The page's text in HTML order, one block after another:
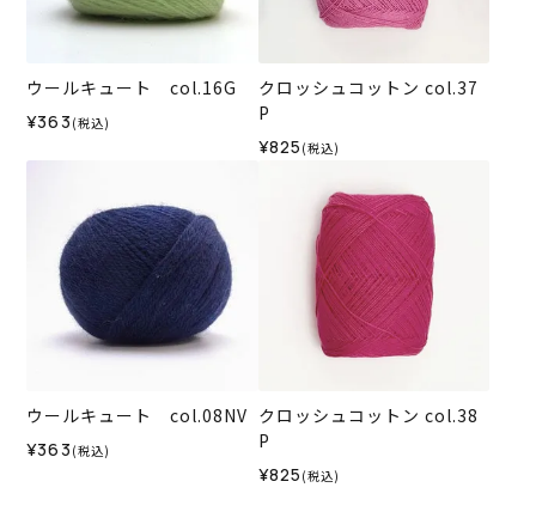
ウールキュート col.16G
¥363 (税込)
クロッシュコットン col.37
P
¥825 (税込)
ウールキュート col.08NV
¥363 (税込)
クロッシュコットン col.38
P
¥825 (税込)